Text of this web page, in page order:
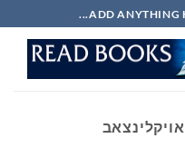
ADD ANYTHING